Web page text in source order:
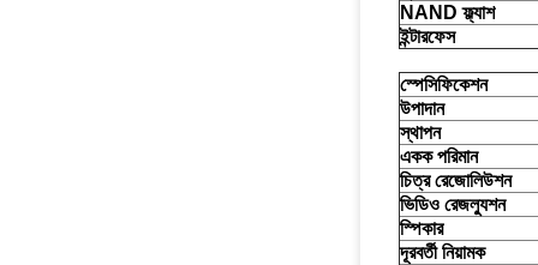
NAND ফ্ল্যাশ
ইন্টারফেস
স্পেসিফিকেশন
উপাদান
স্থাপন
একক পরিমান
চিত্র রেজোলিউশন
ভিডিও রেজল্যুশন
স্পিকার
দূরবর্তী নিয়ামক